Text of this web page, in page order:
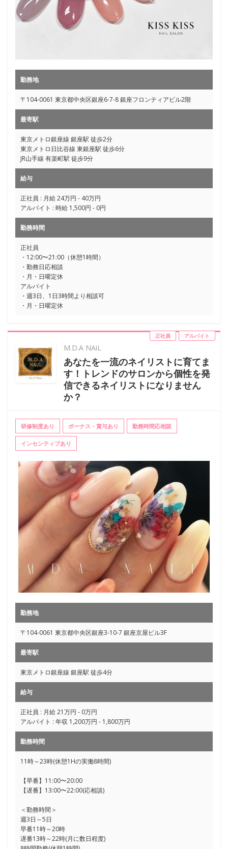
勤務地
〒104-0061 東京都中央区銀座6-7-8 銀座フロンティアビル2階
最寄駅
東京メトロ銀座線 銀座駅 徒歩2分
東京メトロ日比谷線 東銀座駅 徒歩6分
JR山手線 有楽町駅 徒歩9分
給与
正社員 : 月給 24万円 - 40万円
アルバイト : 時給 1,500円 - 0円
勤務時間
正社員
・12:00〜21:00（休憩1時間）
・勤務日応相談
・月・日曜定休
アルバイト
・週3日、1日3時間より相談可
・月・日曜定休
正社員 アルバイト
M.D.A NAiL
あなたを一流のネイリストに育てま
す！トレンドのサロンから個性を発
信できるネイリストになりません
か？
研修制度あり ボーナス・賞与あり 勤務時間応相談
インセンティブあり
勤務地
〒104-0061 東京都中央区銀座3-10-7 銀座京屋ビル3F
最寄駅
東京メトロ銀座線 銀座駅 徒歩4分
給与
正社員 : 月給 21万円 - 0万円
アルバイト : 年収 1,200万円 - 1,800万円
勤務時間
11時～23時(休憩1Hの実働8時間)
【早番】11:00〜20:00
【遅番】13:00〜22:00(応相談)
＜勤務時間＞
週3日～5日
早番11時～20時
遅番13時～22時(月に数日程度)